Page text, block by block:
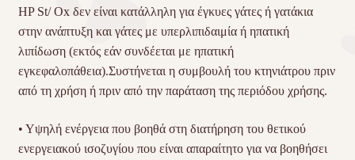
HP St/ Ox δεν είναι κατάλληλη για έγκυες γάτες ή γατάκια
στην ανάπτυξη και γάτες με υπερλιπιδαιμία ή ηπατική
λιπίδωση (εκτός εάν συνδέεται με ηπατική
εγκεφαλοπάθεια).Συστήνεται η συμβουλή του κτηνιάτρου πριν
από τη χρήση ή πριν από την παράταση της περιόδου χρήσης.
• Υψηλή ενέργεια που βοηθά στη διατήρηση του θετικού
ενεργειακού ισοζυγίου που είναι απαραίτητο για να βοηθήσει